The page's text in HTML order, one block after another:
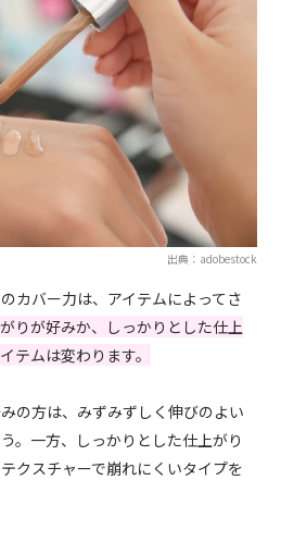
出典：adobestock
カバー力は、アイテムによってさ
りが好みか、しっかりとした仕上
テムは変わります。
の方は、みずみずしく伸びのよい
。一方、しっかりとした仕上がり
クスチャーで崩れにくいタイプを